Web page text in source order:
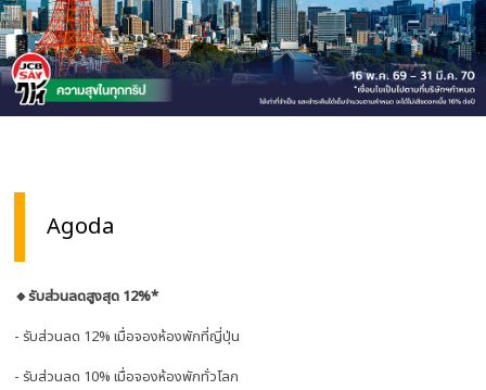
Agoda
🔸รับส่วนลดสูงสุด 12%*
- รับส่วนลด 12% เมื่อจองห้องพักที่ญี่ปุ่น
- รับส่วนลด 10% เมื่อจองห้องพักทั่วโลก